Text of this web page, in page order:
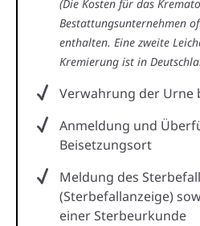
(Die Kosten für das
Bestattungsunternehmen
enthalten. Eine zweite
Kremierung ist in
Verwahrung der Urne
Anmeldung und
Beisetzungsort
Meldung des
(Sterbefallanzeige)
einer Sterbeurkunde